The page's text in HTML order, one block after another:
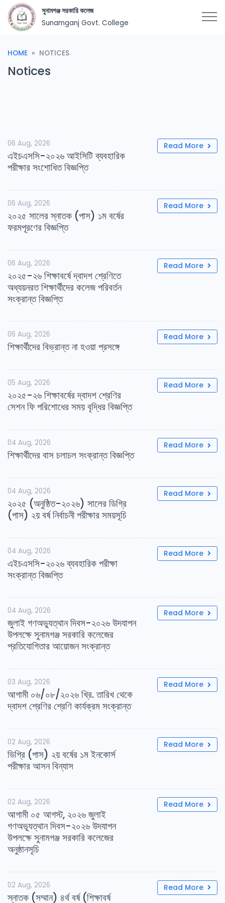
সুনামগঞ্জ সরকারি কলেজ
Sunamganj Govt. College
HOME NOTICES
Notices
06 Aug, 2026
এইচএসসি-২০২৬ আইসিটি ব্যবহারিক
পরীক্ষার সংশোধিত বিজ্ঞপ্তি
Read More
06 Aug, 2026
২০২৫ সালের স্নাতক (পাস) ১ম বর্ষের
ফরমপূরণের বিজ্ঞপ্তি
Read More
06 Aug, 2026
২০২৫-২৬ শিক্ষাবর্ষে দ্বাদশ শ্রেণিতে
অধ্যয়নরত শিক্ষার্থীদের কলেজ পরিবর্তন
সংক্রান্ত বিজ্ঞপ্তি
Read More
06 Aug, 2026
শিক্ষার্থীদের বিভ্রান্ত না হওয়া প্রসঙ্গে
Read More
05 Aug, 2026
২০২৫-২৬ শিক্ষাবর্ষের দ্বাদশ শ্রেণির
সেশন ফি পরিশোধের সময় বৃদ্ধির বিজ্ঞপ্তি
Read More
04 Aug, 2026
শিক্ষার্থীদের বাস চলাচল সংক্রান্ত বিজ্ঞপ্তি
Read More
04 Aug, 2026
২০২৫ (অনুষ্ঠিত-২০২৬) সালের ডিগ্রি
(পাস) ২য় বর্ষ নির্বাচনী পরীক্ষার সময়সূচি
Read More
04 Aug, 2026
এইচএসসি-২০২৬ ব্যবহারিক পরীক্ষা
সংক্রান্ত বিজ্ঞপ্তি
Read More
04 Aug, 2026
জুলাই গণঅভ্যুত্থান দিবস-২০২৬ উদযাপন
উপলক্ষে সুনামগঞ্জ সরকারি কলেজের
প্রতিযোগিতার আয়োজন সংক্রান্ত
Read More
03 Aug, 2026
আগামী ০৬/০৮/২০২৬ খ্রি. তারিখ থেকে
দ্বাদশ শ্রেণির শ্রেণি কার্যক্রম সংক্রান্ত
Read More
02 Aug, 2026
ডিগ্রি (পাস) ২য় বর্ষের ১ম ইনকোর্স
পরীক্ষার আসন বিন্যাস
Read More
02 Aug, 2026
আগামী ০৫ আগস্ট, ২০২৬ জুলাই
গণঅভ্যূত্থান দিবস-২০২৬ উদযাপন
উপলক্ষে সুনামগঞ্জ সরকারি কলেজের
অনুষ্ঠানসূচি
Read More
02 Aug, 2026
স্নাতক (সম্মান) ৪র্থ বর্ষ (শিক্ষাবর্ষ
Read More